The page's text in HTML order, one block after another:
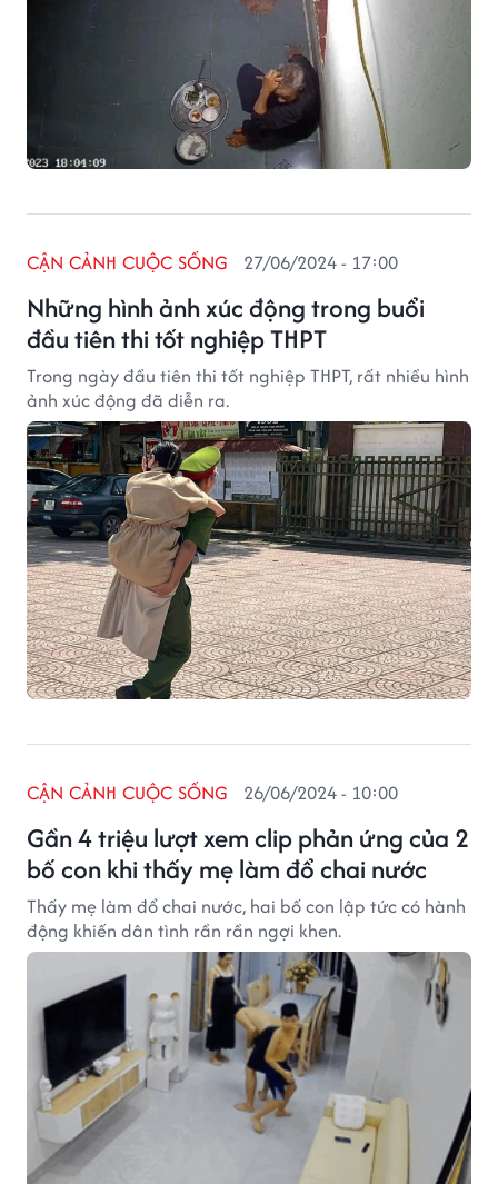
Những hình ảnh xúc động trong buổi
đầu tiên thi tốt nghiệp THPT
CẬN CẢNH CUỘC SỐNG 27/06/2024 - 17:00
Trong ngày đầu tiên thi tốt nghiệp THPT, rất nhiều hình
ảnh xúc động đã diễn ra.
Gần 4 triệu lượt xem clip phản ứng của 2
bố con khi thấy mẹ làm đổ chai nước
CẬN CẢNH CUỘC SỐNG 26/06/2024 - 10:00
Thấy mẹ làm đổ chai nước, hai bố con lập tức có hành
động khiến dân tình rần rần ngợi khen.